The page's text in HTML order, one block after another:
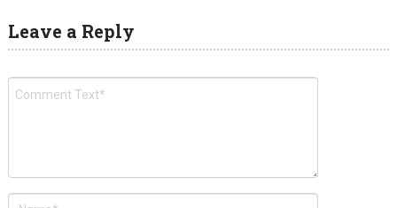
Leave a Reply